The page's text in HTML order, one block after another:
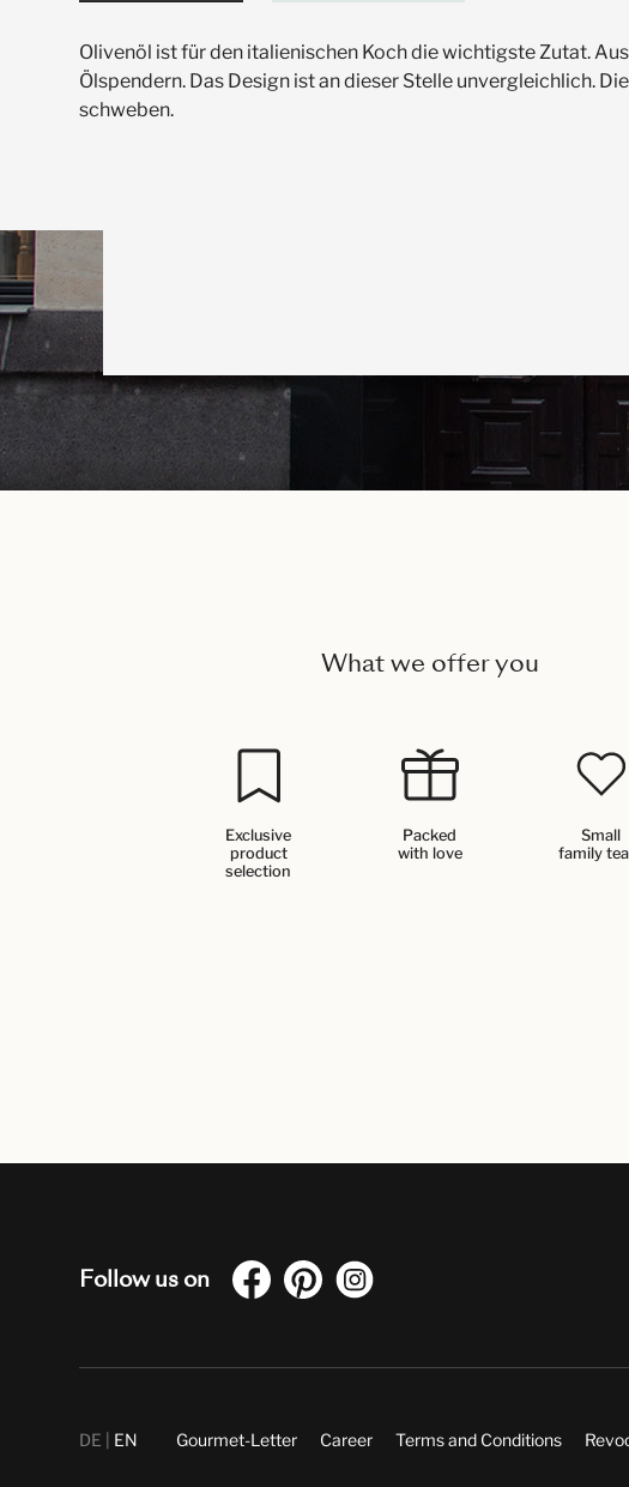
Olivenöl ist für den italienischen Koch die wichtigste Zutat.
Ölspendern. Das Design ist an dieser Stelle unvergleichlich.
schweben.
What we offer you
Exclusive
product
selection
Packed
with love
Small
family
Follow us on
DE EN Gourmet-Letter Career Terms and Conditions